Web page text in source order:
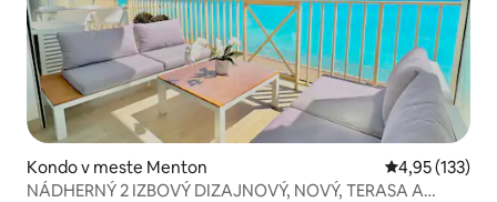
Kondo v meste Menton Priemerné
4,95 (133)
NÁDHERNÝ 2 IZBOVÝ DIZAJNOVÝ, NOVÝ, TERASA A